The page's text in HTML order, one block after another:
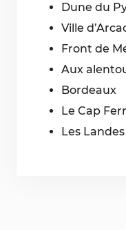
Dune du
Ville
Front de
Aux
Bordeaux
Le Cap
Les Landes